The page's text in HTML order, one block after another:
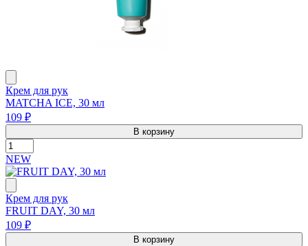
Крем для рук
MATCHA ICE, 30 мл
109 ₽
В корзину
NEW
Крем для рук
FRUIT DAY, 30 мл
109 ₽
В корзину